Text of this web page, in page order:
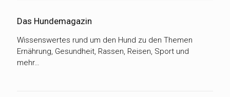
Das Hundemagazin
Wissenswertes rund um den Hund zu den Themen
Ernährung, Gesundheit, Rassen, Reisen, Sport und
mehr…